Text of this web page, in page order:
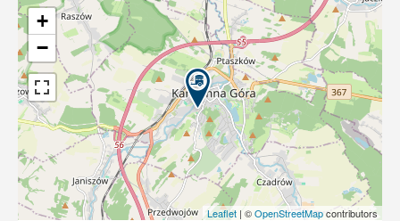
+
−
Leaflet | ©OpenStreetMapcontributors